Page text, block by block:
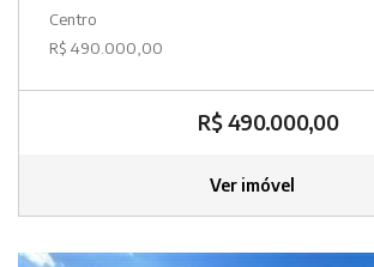
Centro
R$ 490.000,00
R$ 490.000,00
Ver imóvel